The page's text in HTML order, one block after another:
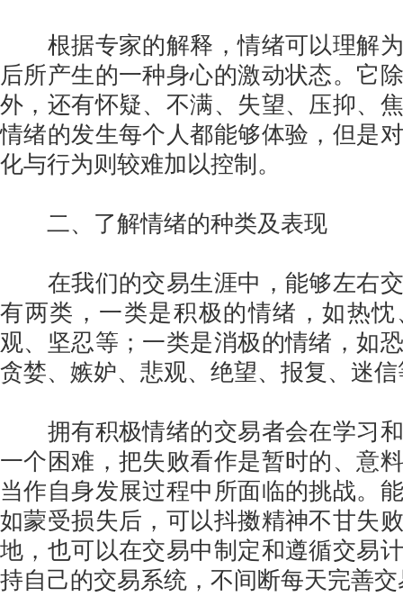
根据专家的解释，情绪可以理解为
后所产生的一种身心的激动状态。它
外，还有怀疑、不满、失望、压抑、
情绪的发生每个人都能够体验，但是
化与行为则较难加以控制。
二、了解情绪的种类及表现
在我们的交易生涯中，能够左右交
有两类，一类是积极的情绪，如热
观、坚忍等；一类是消极的情绪，如
贪婪、嫉妒、悲观、绝望、报复、迷
拥有积极情绪的交易者会在学习和
一个困难，把失败看作是暂时的、意
当作自身发展过程中所面临的挑战。
如蒙受损失后，可以抖擞精神不甘失
地，也可以在交易中制定和遵循交易
持自己的交易系统，不间断每天完善